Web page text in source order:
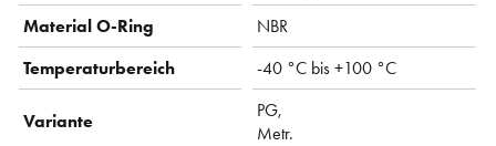
Material O-Ring
NBR
Temperaturbereich
-40 °C bis +100 °C
Variante
PG,
Metr.